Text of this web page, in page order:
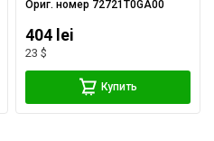
Ориг. номер 72721T0GA00
404 lei
23 $
Купить